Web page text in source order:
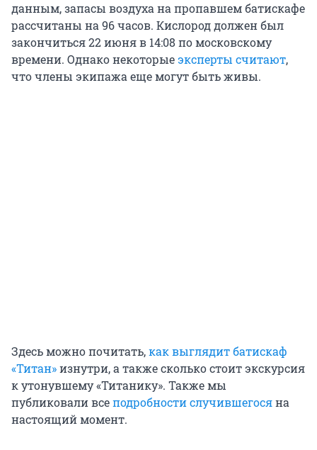
данным, запасы воздуха на пропавшем батискафе
рассчитаны на 96 часов. Кислород должен был
закончиться 22 июня в 14:08 по московскому
времени. Однако некоторыеэксперты считают,
что члены экипажа еще могут быть живы.
Здесь можно почитать,как выглядит батискаф
«Титан»изнутри, а также сколько стоит экскурсия
к утонувшему «Титанику». Также мы
публиковали всеподробности случившегосяна
настоящий момент.